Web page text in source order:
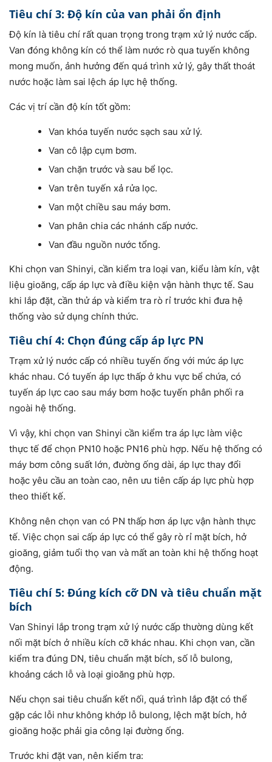
Tiêu chí 3: Độ kín của van phải ổn định
Độ kín là tiêu chí rất quan trọng trong trạm xử lý nước cấp.
Van đóng không kín có thể làm nước rò qua tuyến không
mong muốn, ảnh hưởng đến quá trình xử lý, gây thất thoát
nước hoặc làm sai lệch áp lực hệ thống.
Các vị trí cần độ kín tốt gồm:
Van khóa tuyến nước sạch sau xử lý.
Van cô lập cụm bơm.
Van chặn trước và sau bể lọc.
Van trên tuyến xả rửa lọc.
Van một chiều sau máy bơm.
Van phân chia các nhánh cấp nước.
Van đầu nguồn nước tổng.
Khi chọn van Shinyi, cần kiểm tra loại van, kiểu làm kín, vật
liệu gioăng, cấp áp lực và điều kiện vận hành thực tế. Sau
khi lắp đặt, cần thử áp và kiểm tra rò rỉ trước khi đưa hệ
thống vào sử dụng chính thức.
Tiêu chí 4: Chọn đúng cấp áp lực PN
Trạm xử lý nước cấp có nhiều tuyến ống với mức áp lực
khác nhau. Có tuyến áp lực thấp ở khu vực bể chứa, có
tuyến áp lực cao sau máy bơm hoặc tuyến phân phối ra
ngoài hệ thống.
Vì vậy, khi chọn van Shinyi cần kiểm tra áp lực làm việc
thực tế để chọn PN10 hoặc PN16 phù hợp. Nếu hệ thống có
máy bơm công suất lớn, đường ống dài, áp lực thay đổi
hoặc yêu cầu an toàn cao, nên ưu tiên cấp áp lực phù hợp
theo thiết kế.
Không nên chọn van có PN thấp hơn áp lực vận hành thực
tế. Việc chọn sai cấp áp lực có thể gây rò rỉ mặt bích, hở
gioăng, giảm tuổi thọ van và mất an toàn khi hệ thống hoạt
động.
Tiêu chí 5: Đúng kích cỡ DN và tiêu chuẩn mặt
bích
Van Shinyi lắp trong trạm xử lý nước cấp thường dùng kết
nối mặt bích ở nhiều kích cỡ khác nhau. Khi chọn van, cần
kiểm tra đúng DN, tiêu chuẩn mặt bích, số lỗ bulong,
khoảng cách lỗ và loại gioăng phù hợp.
Nếu chọn sai tiêu chuẩn kết nối, quá trình lắp đặt có thể
gặp các lỗi như không khớp lỗ bulong, lệch mặt bích, hở
gioăng hoặc phải gia công lại đường ống.
Trước khi đặt van, nên kiểm tra: